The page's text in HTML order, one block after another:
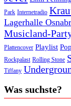
Park Internetradio
Lagerhalle
Musicland-
Plattencover Playlist
Rockpalast Rolling Stone
Tiffany
Was suchste?